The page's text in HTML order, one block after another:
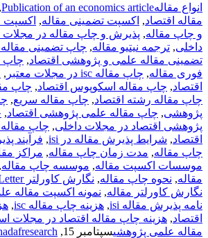
انواع مقالهPublication of an economics article
,
مقاله اقتصاد, اکسپت تضمینی مقاله, اکسپت
و چاپ مقاله, پذیرش و چاپ مقاله در
داخلی, ترجمه نیتیو مقاله, چاپ تضمینی
تضمینی مقاله علمی و پژوهشی اقتصاد, چاپ
فوری مقاله, چاپ مقاله isc در مجلات معتبر ,
اقتصاد, چاپ مقاله اسکوپوس اقتصاد, چاپ
چاپ مقاله رشته اقتصاد, چاپ مقاله سریع,
پژوهشی, چاپ مقاله علمی پژوهشی اقتصاد,
پژوهشی اقتصاد در مجلات داخلی, چاپ
اقتصاد, شرایط پذیرش مقاله در isi , فرآیند
چاپ مقاله, مدت زمان چاپ مقاله, مراکز
موسسات اکسپت مقاله, موسسه چاپ مقاله,
مقاله, نحوه چاپ مقاله, نگارش کاورلتر Cover Letter مقاله اقتصاد
نگارش کاورلتر مقاله, نمونه اکسپت مقاله
نامه پذیرش مقاله isi
, هزینه چاپ مقاله isc ,
اقتصاد, هزینه چاپ مقاله اقتصاد در مجلات
مقاله علمی پژوهشیسپتامبر 15, 2020